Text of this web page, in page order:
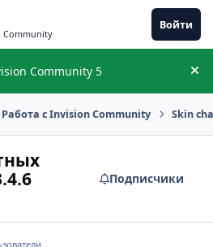
Community
Войти
Community 5
Работа с Invision Community Skin
Подписчики